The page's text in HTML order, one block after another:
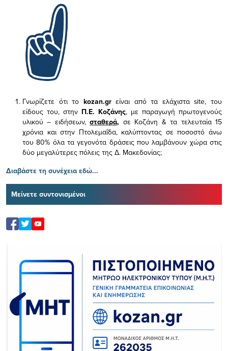
Γνωρίζετε ότι το kozan.gr είναι από τα ελάχισταsite, του
είδους του, στην Π.Ε. Κοζάνης, με παραγωγή πρωτογενούς
υλικού – ειδήσεων,σταθερά, σε Κοζάνη & τα τελευταία 15
χρόνια και στην Πτολεμαΐδα, καλύπτοντας σε ποσοστό άνω
του 80% όλα τα γεγονότα δράσεις που λαμβάνουν χώρα στις
δύο μεγαλύτερες πόλεις της Δ. Μακεδονίας;
Διαβάστε τη συνέχεια εδώ...
Μείνετε συντονισμένοι